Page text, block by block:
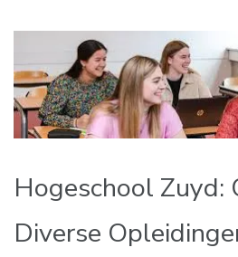
Hogeschool Zuyd:
Diverse